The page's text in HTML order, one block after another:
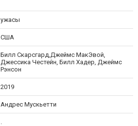
ужасы
США
Билл Скарсгард,Джеймс МакЭвой,
Джессика Честейн, Билл Хадер, Джеймс
Рэнсон
2019
Андрес Мускьетти